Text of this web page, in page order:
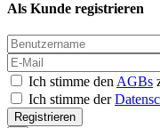
Als Kunde registrieren
Ich stimme den AGBs
Ich stimme der
Registrieren